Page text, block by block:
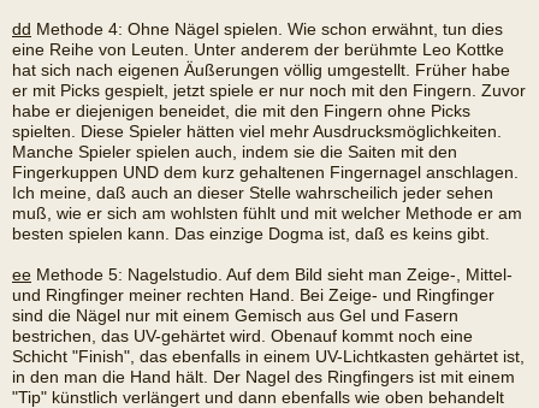
dd Methode 4: Ohne Nägel spielen. Wie schon erwähnt, tun dies
eine Reihe von Leuten. Unter anderem der berühmte Leo Kottke
hat sich nach eigenen Äußerungen völlig umgestellt. Früher habe
er mit Picks gespielt, jetzt spiele er nur noch mit den Fingern. Zuvor
habe er diejenigen beneidet, die mit den Fingern ohne Picks
spielten. Diese Spieler hätten viel mehr Ausdrucksmöglichkeiten.
Manche Spieler spielen auch, indem sie die Saiten mit den
Fingerkuppen UND dem kurz gehaltenen Fingernagel anschlagen.
Ich meine, daß auch an dieser Stelle wahrscheilich jeder sehen
muß, wie er sich am wohlsten fühlt und mit welcher Methode er am
besten spielen kann. Das einzige Dogma ist, daß es keins gibt.
ee Methode 5: Nagelstudio. Auf dem Bild sieht man Zeige-, Mittel-
und Ringfinger meiner rechten Hand. Bei Zeige- und Ringfinger
sind die Nägel nur mit einem Gemisch aus Gel und Fasern
bestrichen, das UV-gehärtet wird. Obenauf kommt noch eine
Schicht "Finish", das ebenfalls in einem UV-Lichtkasten gehärtet ist,
in den man die Hand hält. Der Nagel des Ringfingers ist mit einem
"Tip" künstlich verlängert und dann ebenfalls wie oben behandelt